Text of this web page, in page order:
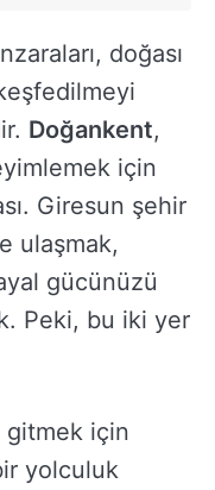
doğası
Doğankent,
için
Giresun şehir
ulaşmak,
gücünüzü
Peki, bu iki yer
gitmek için
yolculuk